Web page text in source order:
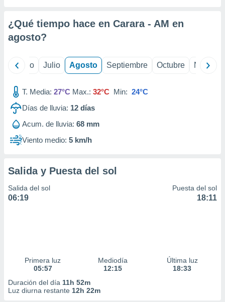
e
de
¿Qué tiempo hace en Carara - AM en
agosto?
Junio Julio Agosto Septiembre Octubre
T. Media: 27°C Max.: 32°C Min: 24°C
Días de lluvia: 12 días
Acum. de lluvia: 68 mm
Viento medio: 5 km/h
Salida y Puesta del sol
Salida del sol
06:19
Puesta del sol
18:11
Primera luz
05:57
Mediodía
12:15
Última luz
18:33
Duración del día 11h 52m
Luz diurna restante 12h 22m